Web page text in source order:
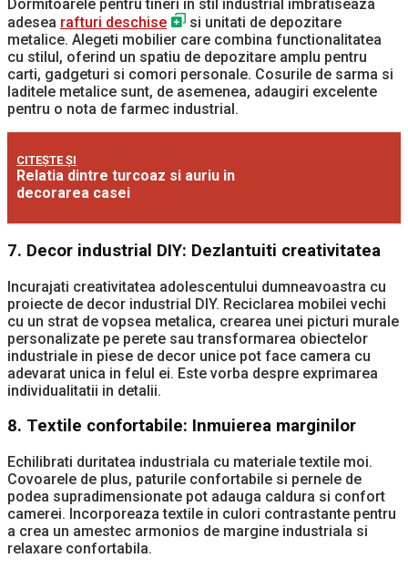
Dormitoarele pentru tineri in stil industrial imbratiseaza
adesea rafturi deschise
si unitati de depozitare
metalice. Alegeti mobilier care combina functionalitatea
cu stilul, oferind un spatiu de depozitare amplu pentru
carti, gadgeturi si comori personale. Cosurile de sarma si
laditele metalice sunt, de asemenea, adaugiri excelente
pentru o nota de farmec industrial.
CITEȘTE ȘI
Relatia dintre turcoaz si auriu in
decorarea casei
7. Decor industrial DIY: Dezlantuiti creativitatea
Incurajati creativitatea adolescentului dumneavoastra cu
proiecte de decor industrial DIY. Reciclarea mobilei vechi
cu un strat de vopsea metalica, crearea unei picturi murale
personalizate pe perete sau transformarea obiectelor
industriale in piese de decor unice pot face camera cu
adevarat unica in felul ei. Este vorba despre exprimarea
individualitatii in detalii.
8. Textile confortabile: Inmuierea marginilor
Echilibrati duritatea industriala cu materiale textile moi.
Covoarele de plus, paturile confortabile si pernele de
podea supradimensionate pot adauga caldura si confort
camerei. Incorporeaza textile in culori contrastante pentru
a crea un amestec armonios de margine industriala si
relaxare confortabila.